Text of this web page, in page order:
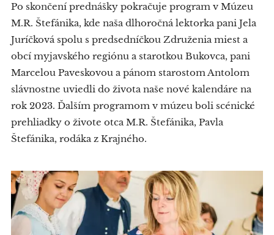
Po skončení prednášky pokračuje program v Múzeu
M.R. Štefánika, kde naša dlhoročná lektorka pani Jela
Juríčková spolu s predsedníčkou Združenia miest a
obcí myjavského regiónu a starotkou Bukovca, pani
Marcelou Paveskovou a pánom starostom Antolom
slávnostne uviedli do života naše nové kalendáre na
rok 2023. Ďalším programom v múzeu boli scénické
prehliadky o živote otca M.R. Štefánika, Pavla
Štefánika, rodáka z Krajného.